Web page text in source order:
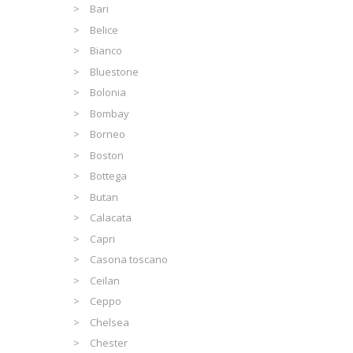
Bari
Belice
Bianco
Bluestone
Bolonia
Bombay
Borneo
Boston
Bottega
Butan
Calacata
Capri
Casona toscano
Ceilan
Ceppo
Chelsea
Chester